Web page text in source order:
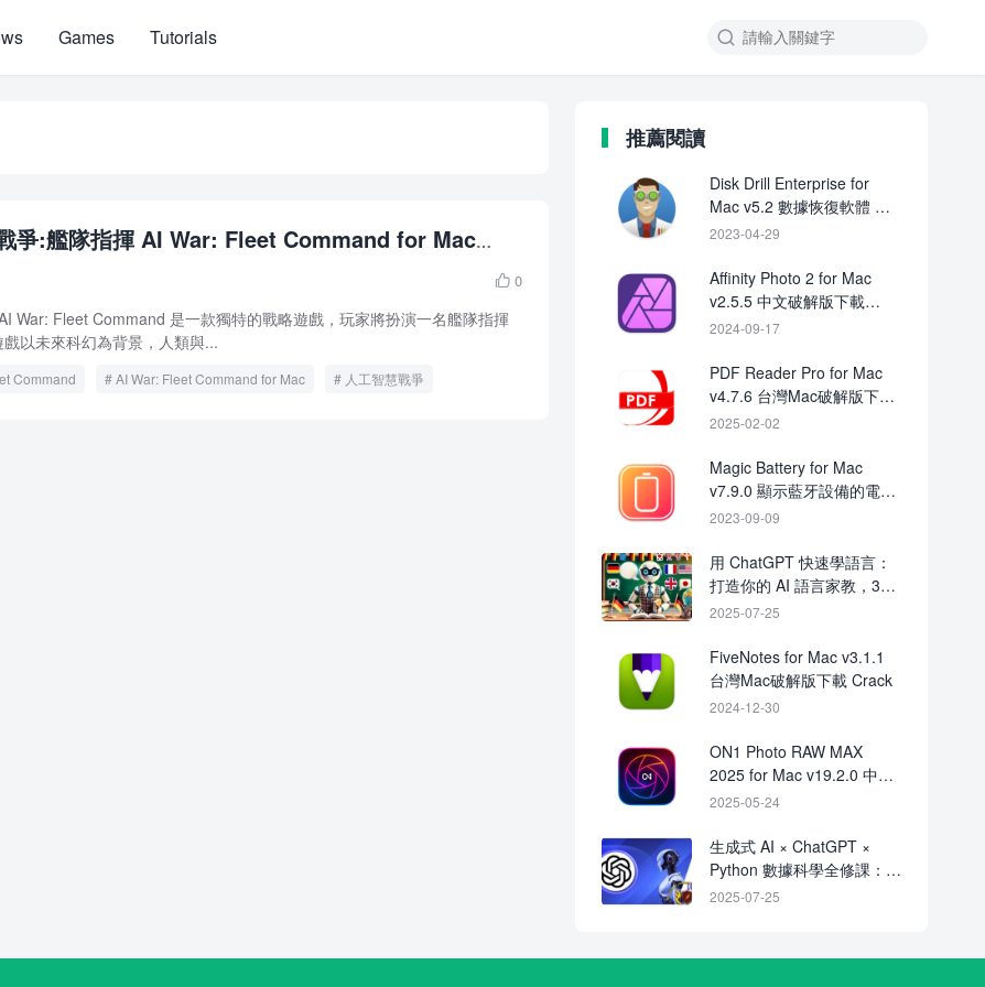

Games Tutorials
爭:艦隊指揮 AI War: Fleet Command for Mac
 0
War: Fleet Command 是一款獨特的戰略遊戲，玩家將扮演一名艦隊指揮
以未來科幻為背景，人類與...
Command AI War: Fleet Command for Mac
人工智慧戰爭
推薦閱讀
Disk Drill Enterprise for
Mac v5.2 數據恢復軟體 中
文破解版下載
2023-04-29
Affinity Photo 2 for Mac
v2.5.5 中文破解版下載
crack
2024-09-17
PDF Reader Pro for Mac
v4.7.6 台灣Mac破解版下載
Crack
2025-02-02
Magic Battery for Mac
v7.9.0 顯示藍牙設備的電量
破解版下載
2023-09-09
用 ChatGPT 快速學語言：
打造你的 AI 語言家教，30
天輕鬆入門外語學習法
2025-07-25
FiveNotes for Mac v3.1.1
台灣Mac破解版下載 Crack
2024-12-30
ON1 Photo RAW MAX
2025 for Mac v19.2.0 中文
破解版下載
2025-05-24
生成式 AI × ChatGPT ×
Python 數據科學全修課：從
提示詞工程到機器學習完整
2025-07-25